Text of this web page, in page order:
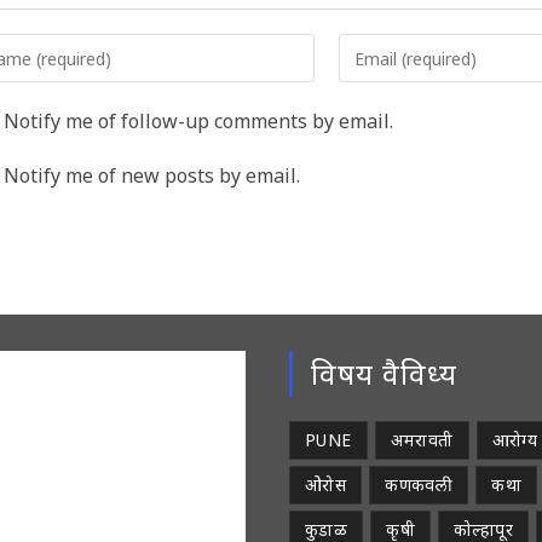
your
address
Notify me of follow-up comments by email.
Notify me of new posts by email.
विषय वैविध्य
PUNE अमरावती आरोग्य
ओरोस
कणकवली कथा
कुडाळ
कृषी कोल्हापूर